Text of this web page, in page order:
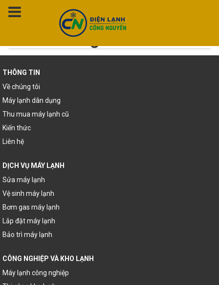
Thẻ:
Công ty hút hầm cầu
Bình Dương
THÔNG TIN
Về chúng tôi
Máy lạnh dân dụng
Thu mua máy lạnh cũ
Kiến thức
Liên hệ
DỊCH VỤ MÁY LẠNH
Sửa máy lạnh
Vệ sinh máy lạnh
Bơm gas máy lạnh
Lắp đặt máy lạnh
Bảo trì máy lạnh
CÔNG NGHIỆP VÀ KHO LẠNH
Máy lạnh công nghiệp